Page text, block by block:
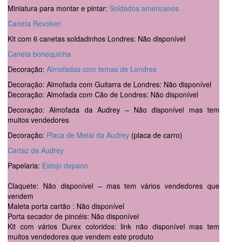
Miniatura para montar e pintar: Soldados americanos
Caneta Revolver
Kit com 6 canetas soldadinhos Londres: Não disponível
Caneta bonequinha
Decoração: Almofadas com temas de Londres
Decoração: Almofada com Guitarra de Londres: Não disponível
Decoração: Almofada com Cão de Londres: Não disponível
Decoração: Almofada da Audrey – Não disponível mas tem
muitos vendedores
Decoração: Placa de Metal da Audrey (placa de carro)
Cartaz da Audrey
Papelaria: Estojo depano
Claquete: Não disponível – mas tem vários vendedores que
vendem
Maleta porta cartão : Não disponível
Porta secador de pincéis: Não disponível
Kit com vários Durex coloridos: link não disponível mas tem
muitos vendedores que vendem este produto